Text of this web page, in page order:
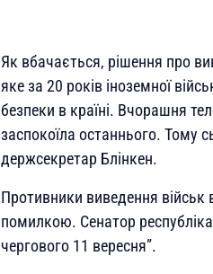
Як вбачається, рішення про
яке за 20 років іноземної
безпеки в країні. Вчорашня
заспокоїла останнього. Тому
держсекретар Блінкен.
Противники виведення
помилкою. Сенатор
чергового 11 вересня”.